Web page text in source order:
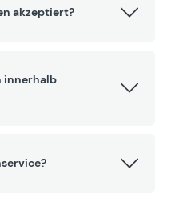
akzeptiert?
innerhalb